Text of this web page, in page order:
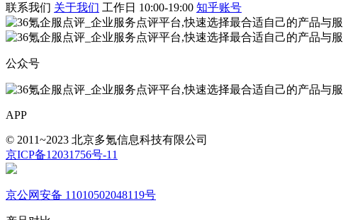
联系我们 关于我们 工作日 10:00-19:00 知乎账号
公众号
APP
© 2011~2023 北京多氪信息科技有限公司
京ICP备12031756号-11
京公网安备 11010502048119号